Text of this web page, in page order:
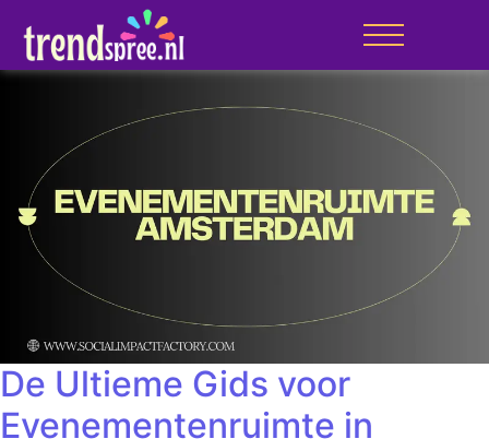
De Ultieme Gids voor
Evenementenruimte in